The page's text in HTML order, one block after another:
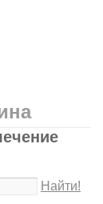
Найти!